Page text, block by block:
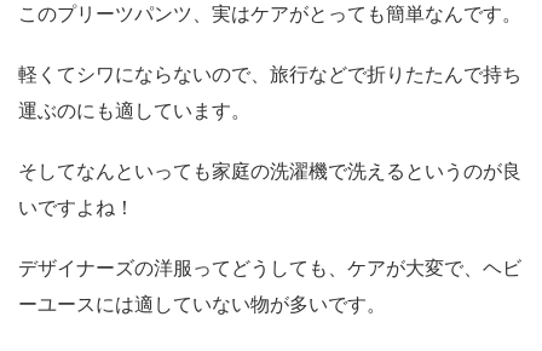
このプリーツパンツ、実はケアがとっても簡単なんです。
軽くてシワにならないので、旅行などで折りたたんで持ち
運ぶのにも適しています。
そしてなんといっても家庭の洗濯機で洗えるというのが良
いですよね！
デザイナーズの洋服ってどうしても、ケアが大変で、ヘビ
ーユースには適していない物が多いです。